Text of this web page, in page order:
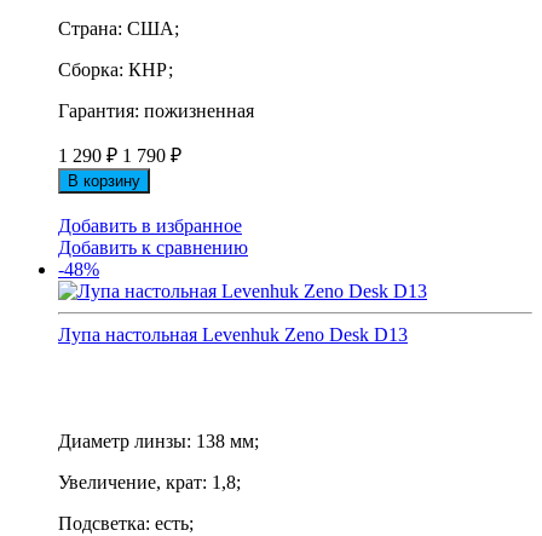
Страна: США;
Сборка: КНР;
Гарантия: пожизненная
1 290 ₽ 1 790 ₽
В корзину
Добавить в избранное
Добавить к сравнению
-48%
Лупа настольная Levenhuk Zeno Desk D13
Диаметр линзы: 138 мм;
Увеличение, крат: 1,8;
Подсветка: есть;